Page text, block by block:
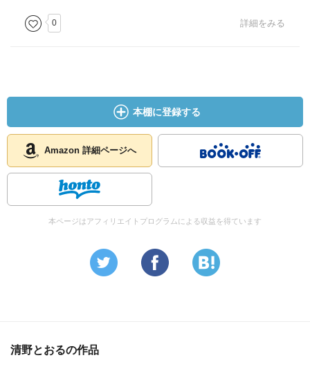
0 詳細をみる
本棚に登録する
Amazon 詳細ページへ
本ページはアフィリエイトプログラムによる収益を得ています
清野とおるの作品